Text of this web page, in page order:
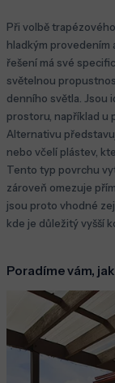
Při volbě
hladkým provedením
řešení má své
světelnou
denního světla. Jsou
prostoru, například u
Alternativu
nebo včelí plástev,
Tento typ povrchu
zároveň omezuje
jsou proto vhodné
kde je důležitý vyšší
Poradíme vám,